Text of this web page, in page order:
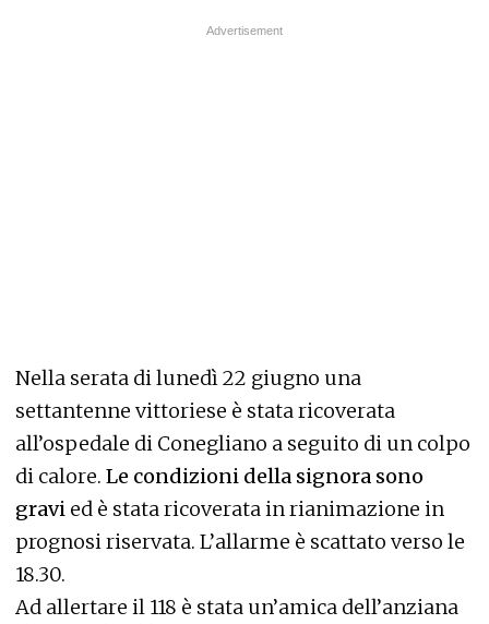
Nella serata di lunedì 22 giugno una
settantenne vittoriese è stata ricoverata
all’ospedale di Conegliano a seguito di un colpo
di calore. Le condizioni della signora sono
gravi ed è stata ricoverata in rianimazione in
prognosi riservata. L’allarme è scattato verso le
18.30.
Ad allertare il 118 è stata un’amica dell’anziana